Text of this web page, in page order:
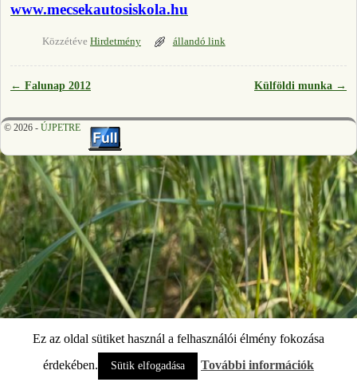
www.mecsekautosiskola.hu
Közzétéve Hirdetmény állandó link
Bejegyzés navigáció
← Falunap 2012 Külföldi munka →
© 2026 - ÚJPETRE
Ez az oldal sütiket használ a felhasználói élmény fokozása
érdekében.
Sütik elfogadása További információk